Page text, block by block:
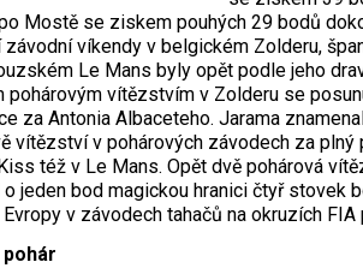
Mostě se ziskem pouhých 29 bodů
víkendy v belgickém Zolderu,
Le Mans byly opět podle jeho
pohárovým vítězstvím v Zolderu se
za Antonia Albaceteho. Jarama
vítězství v pohárových závodech za
též v Le Mans. Opět dvě pohárová
o jeden bod magickou hranici čtyř stovek
v závodech tahačů na okruzích FIA